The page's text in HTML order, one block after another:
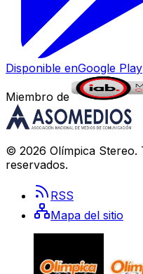
Disponible enGoogle Play
Miembro de
© 2026 Olímpica Stereo.
reservados.
RSS
Mapa del sitio